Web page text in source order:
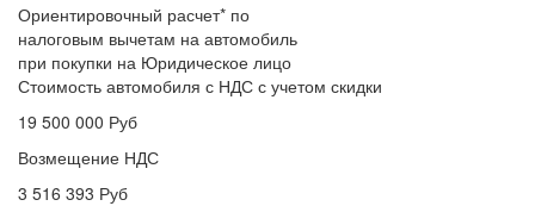
Ориентировочный расчет* по
налоговым вычетам на автомобиль
при покупки на Юридическое лицо
Стоимость автомобиля с НДС с учетом скидки
19 500 000 Руб
Возмещение НДС
3 516 393 Руб